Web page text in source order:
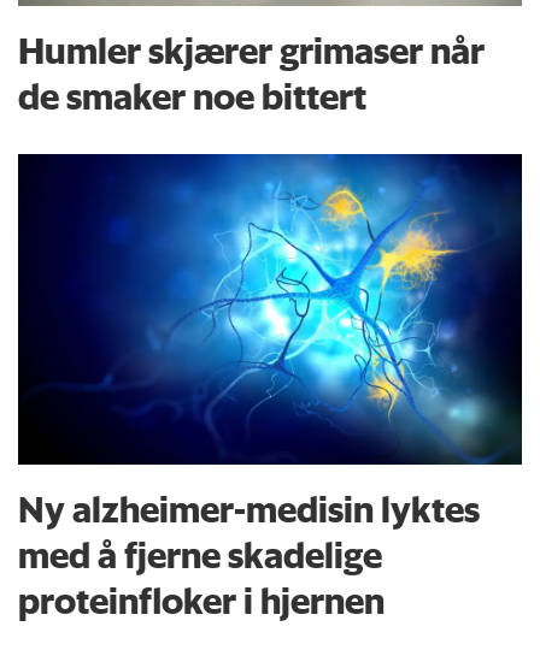
Humler skjærer grimaser når
de smaker noe bittert
Ny alzheimer-medisin lyktes
med å fjerne skadelige
proteinfloker i hjernen